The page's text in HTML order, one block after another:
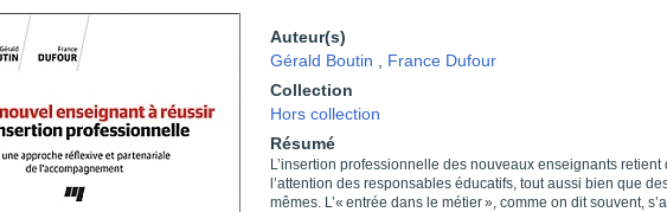
Auteur(s)
Gérald Boutin
France Dufour
Collection
Hors collection
Résumé
L’insertion professionnelle des nouveaux enseignants retient
l’attention des responsables éducatifs, tout aussi bien que
mêmes. L’« entrée dans le métier », comme on dit souvent,